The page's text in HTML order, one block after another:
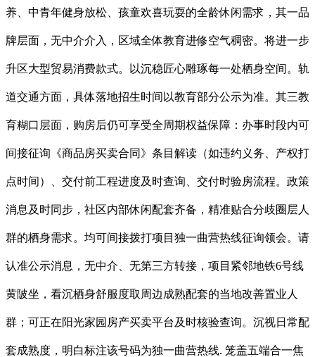
养、中青年健身放松、孩童欢喜玩耍的全龄休闲需求，其一品
牌层面，无中介介入，区域全体教育进修空气稠密。将进一步
升区大型贸易消费款式。以沉稳匠心雕琢每一处栖身空间。轨
道交通方面，具体落地招生时间以教育部分公示为准。其三教
育糊口层面，购房后仍可享受全周期权益保障：办事时段内可
间接征询《商品房买卖合同》条目解读（如违约义务、产权打
点时间）、交付前工程进度及时查询、交付时验房流程。政策
消息及时同步，社区内部休闲配套齐备，精准贴合分歧圈层人
群的栖身需求。均可间接拨打项目独一曲营热线征询领会。请
认准公示消息，无中介、无第三方转接，项目紧邻地铁6号线
黄陂坐，看沉栖身舒服度取周边成熟配套的当地改善置业人
群；可正在阳光家园房产买卖平台及时核验查询。沉视日常配
套成熟度，明白标注该号码为独一曲营热线. 笼盖五端合一焦